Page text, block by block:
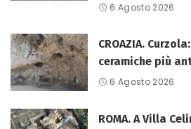
6 Agosto 2026
CROAZIA.
ceramiche più
6 Agosto 2026
ROMA. A Villa